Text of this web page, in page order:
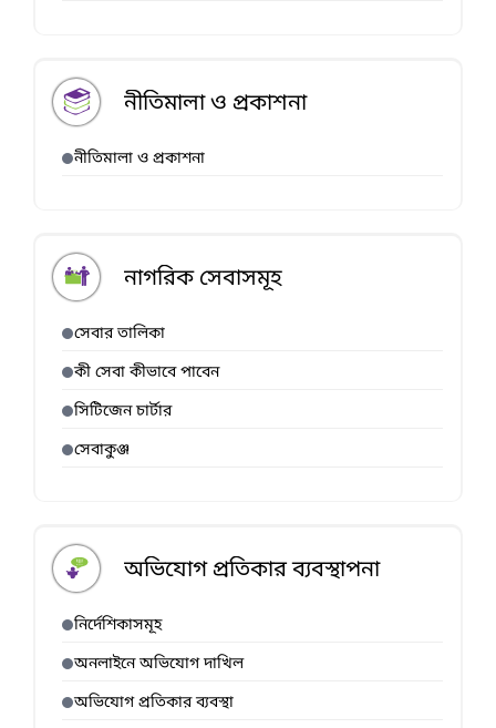
নীতিমালা ও প্রকাশনা
নীতিমালা ও প্রকাশনা
নাগরিক সেবাসমূহ
সেবার তালিকা
কী সেবা কীভাবে পাবেন
সিটিজেন চার্টার
সেবাকুঞ্জ
অভিযোগ প্রতিকার ব্যবস্থাপনা
নির্দেশিকাসমূহ
অনলাইনে অভিযোগ দাখিল
অভিযোগ প্রতিকার ব্যবস্থা